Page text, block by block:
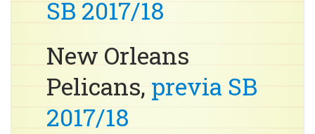
SB 2017/18
New Orleans
Pelicans, previa SB
2017/18